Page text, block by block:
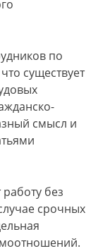
по
существует
смысл и
без
срочных